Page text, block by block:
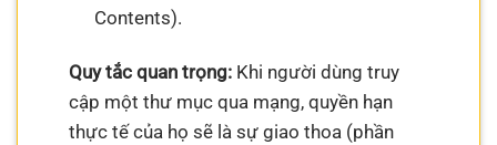
Contents).
Quy tắc quan trọng: Khi người dùng truy
cập một thư mục qua mạng, quyền hạn
thực tế của họ sẽ là sự giao thoa (phần